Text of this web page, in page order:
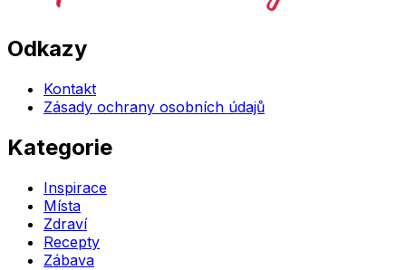
Odkazy
Kontakt
Zásady ochrany osobních údajů
Kategorie
Inspirace
Místa
Zdraví
Recepty
Zábava